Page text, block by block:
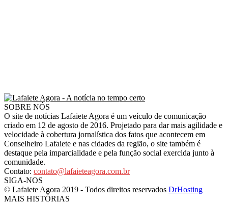
SOBRE NÓS
O site de notícias Lafaiete Agora é um veículo de comunicação
criado em 12 de agosto de 2016. Projetado para dar mais agilidade e
velocidade à cobertura jornalística dos fatos que acontecem em
Conselheiro Lafaiete e nas cidades da região, o site também é
destaque pela imparcialidade e pela função social exercida junto à
comunidade.
Contato: contato@lafaieteagora.com.br
SIGA-NOS
© Lafaiete Agora 2019 - Todos direitos reservados DrHosting
MAIS HISTÓRIAS